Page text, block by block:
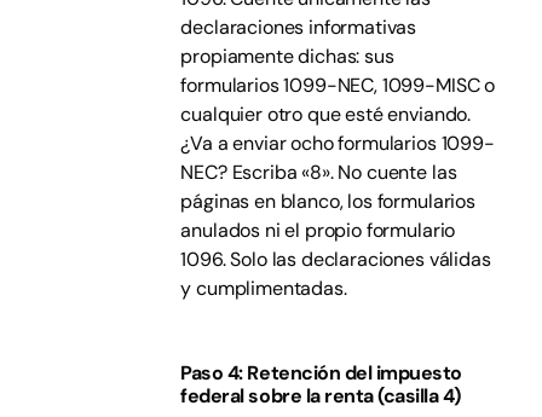
declaraciones informativas
propiamente dichas: sus
formularios 1099-NEC, 1099-MISC o
cualquier otro que esté enviando.
¿Va a enviar ocho formularios 1099-
NEC? Escriba «8». No cuente las
páginas en blanco, los formularios
anulados ni el propio formulario
1096. Solo las declaraciones válidas
y cumplimentadas.
Paso 4: Retención del impuesto
federal sobre la renta (casilla 4)